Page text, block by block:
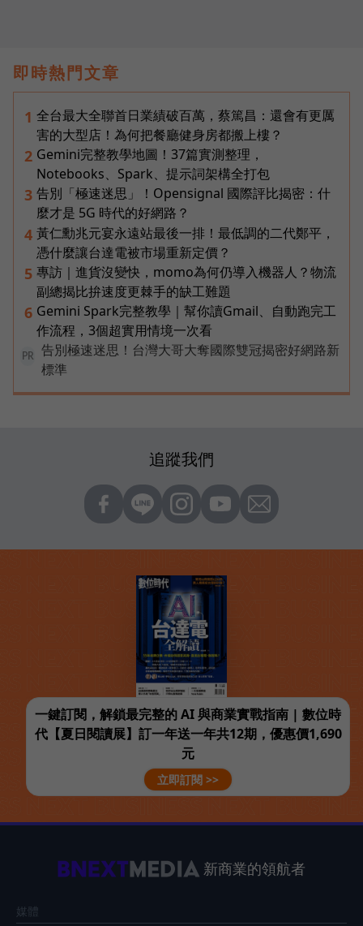
即時熱門文章
1 全台最大全聯首日業績破百萬，蔡篤昌：還會有更厲
害的大型店！為何把餐廳健身房都搬上樓？
2 Gemini完整教學地圖！37篇實測整理，
Notebooks、Spark、提示詞架構全打包
3 告別「極速迷思」！Opensignal 國際評比揭密：什
麼才是 5G 時代的好網路？
4 黃仁勳兆元宴永遠站最後一排！最低調的二代鄭平，
憑什麼讓台達電被市場重新定價？
5 專訪｜進貨沒變快，momo為何仍導入機器人？物流
副總揭比拚速度更棘手的缺工難題
6 Gemini Spark完整教學｜幫你讀Gmail、自動跑完工
作流程，3個超實用情境一次看
PR
告別極速迷思！台灣大哥大奪國際雙冠揭密好網路新
標準
追蹤我們
一鍵訂閱，解鎖最完整的 AI 與商業實戰指南 | 數位時
代【夏日閱讀展】訂一年送一年共12期，優惠價1,690
元
立即訂閱 >>
新商業的領航者
媒體